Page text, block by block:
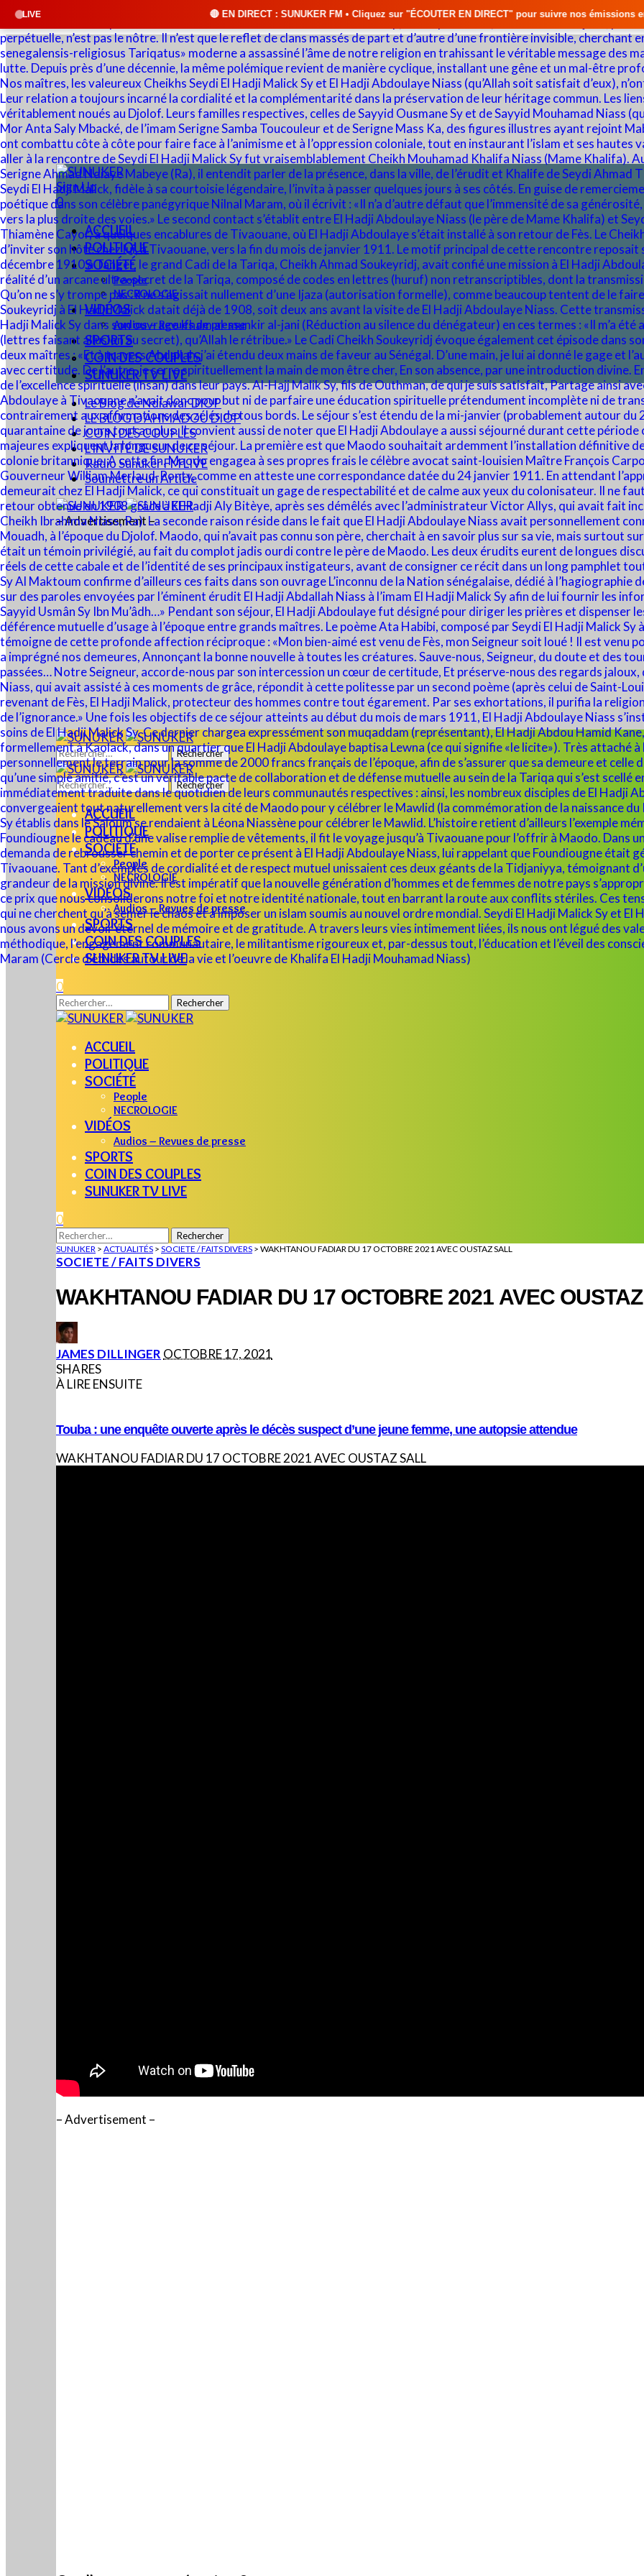
LIVE 🔴 EN DIRECT : SUNUKER FM • Cliquez sur "ÉCOUTER EN DIRECT" pour suivre nos émissions en temps réel •
Sign Up
0
ACCUEIL
POLITIQUE
SOCIÉTÉ
People
NECROLOGIE
VIDÉOS
Audios – Revues de presse
SPORTS
COIN DES COUPLES
SUNUKER TV LIVE
Le Blog de Ndiawar DIOP
LE BLOG D’AHMADOU DIOP
COIN DES COUPLES
L’INVITÉ DE SUNUKER
Radio Sunuker FM LIVE
Soumettre un Article
– Advertisement –
Rechercher :
Rechercher :
ACCUEIL
POLITIQUE
SOCIÉTÉ
People
NECROLOGIE
VIDÉOS
Audios – Revues de presse
SPORTS
COIN DES COUPLES
SUNUKER TV LIVE
0
Rechercher :
ACCUEIL
POLITIQUE
SOCIÉTÉ
People
NECROLOGIE
VIDÉOS
Audios – Revues de presse
SPORTS
COIN DES COUPLES
SUNUKER TV LIVE
0
Rechercher :
SUNUKER > ACTUALITÉS > SOCIETE / FAITS DIVERS > WAKHTANOU FADIAR DU 17 OCTOBRE 2021 AVEC OUSTAZ SALL
SOCIETE / FAITS DIVERS
WAKHTANOU FADIAR DU 17 OCTOBRE 2021 AVEC
POSTED
BY
JAMES DILLINGER OCTOBRE 17, 2021
SHARES
À LIRE ENSUITE
Touba : une enquête ouverte après le décès suspect d’une jeune femme, une autopsie attendue
WAKHTANOU FADIAR DU 17 OCTOBRE 2021 AVEC OUSTAZ SALL
– Advertisement –